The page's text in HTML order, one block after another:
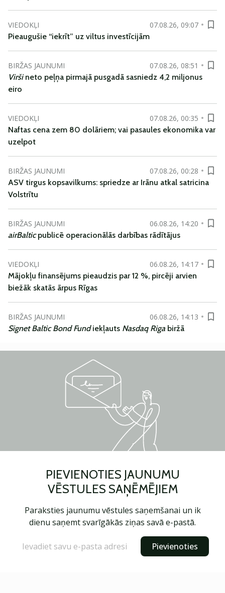
VIEDOKĻI
07.08.26, 09:07
Pieaugušie “iekrīt” uz viltus investīcijām
BIRŽAS JAUNUMI
07.08.26, 08:51
Viršineto peļņa pirmajā pusgadā sasniedz 4,2 miljonus
eiro
VIEDOKĻI
07.08.26, 00:35
Naftas cena zem 80 dolāriem; vai pasaules ekonomika var
uzelpot
BIRŽAS JAUNUMI
07.08.26, 00:28
ASV tirgus kopsavilkums: spriedze ar Irānu atkal satricina
Volstrītu
BIRŽAS JAUNUMI
06.08.26, 14:20
airBalticpublicē operacionālās darbības rādītājus
VIEDOKĻI
06.08.26, 14:17
Mājokļu finansējums pieaudzis par 12 %, pircēji arvien
biežāk skatās ārpus Rīgas
BIRŽAS JAUNUMI
06.08.26, 14:13
Signet Baltic Bond Fundiekļauts Nasdaq Riga biržā
PIEVIENOTIES JAUNUMU
VĒSTULES SAŅĒMĒJIEM
Paraksties jaunumu vēstules saņemšanai un ik
dienu saņemt svarīgākās ziņas savā e-pastā.
Pievienoties